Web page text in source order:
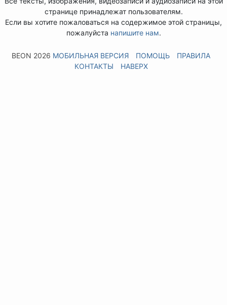
странице принадлежат пользователям.
Если вы хотите пожаловаться на содержимое этой страницы,
пожалуйста напишите нам.
BEON 2026 МОБИЛЬНАЯ ВЕРСИЯ ПОМОЩЬ
ПРАВИЛА
КОНТАКТЫ
НАВЕРХ